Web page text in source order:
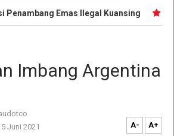
Emas Ilegal Kuansing
Imbang Argentina
Juni 2021 A- A+